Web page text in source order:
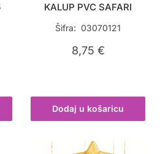
KALUP PVC SAFARI
Šifra: 03070121
8,75 €
Dodaj u košaricu